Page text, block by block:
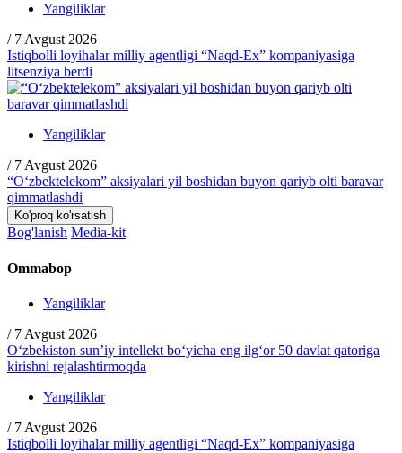
Yangiliklar
/ 7 Avgust 2026
Istiqbolli loyihalar milliy agentligi “Naqd-Ex” kompaniyasiga
litsenziya berdi
Yangiliklar
/ 7 Avgust 2026
“O‘zbektelekom” aksiyalari yil boshidan buyon qariyb olti baravar
qimmatlashdi
Ko'proq ko'rsatish
Bog'lanish Media-kit
Ommabop
Yangiliklar
/ 7 Avgust 2026
O‘zbekiston sun’iy intellekt bo‘yicha eng ilg‘or 50 davlat qatoriga
kirishni rejalashtirmoqda
Yangiliklar
/ 7 Avgust 2026
Istiqbolli loyihalar milliy agentligi “Naqd-Ex” kompaniyasiga